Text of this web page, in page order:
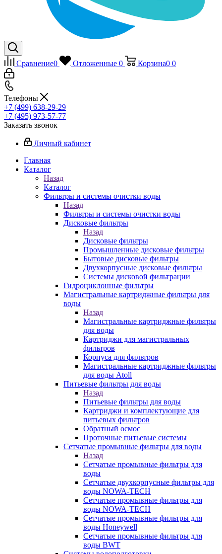
Сравнение0 Отложенные 0 Корзина0 0
Телефоны
+7 (499) 638-29-29
+7 (495) 973-57-77
Заказать звонок
Личный кабинет
Главная
Каталог
Назад
Каталог
Фильтры и системы очистки воды
Назад
Фильтры и системы очистки воды
Дисковые фильтры
Назад
Дисковые фильтры
Промышленные дисковые фильтры
Бытовые дисковые фильтры
Двухкорпусные дисковые фильтры
Системы дисковой фильтрации
Гидроциклонные фильтры
Магистральные картриджные фильтры для
воды
Назад
Магистральные картриджные фильтры
для воды
Картриджи для магистральных
фильтров
Корпуса для фильтров
Магистральные картриджные фильтры
для воды Atoll
Питьевые фильтры для воды
Назад
Питьевые фильтры для воды
Картриджи и комплектующие для
питьевых фильтров
Обратный осмос
Проточные питьевые системы
Сетчатые промывные фильтры для воды
Назад
Сетчатые промывные фильтры для
воды
Сетчатые двухкорпусные фильтры для
воды NOWA-TECH
Сетчатые промывные фильтры для
воды NOWA-TECH
Сетчатые промывные фильтры для
воды Honeywell
Сетчатые промывные фильтры для
воды BWT